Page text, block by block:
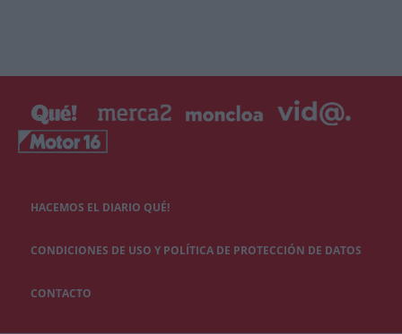
HACEMOS EL DIARIO QUÉ!
CONDICIONES DE USO Y POLÍTICA DE PROTECCIÓN DE DATOS
CONTACTO